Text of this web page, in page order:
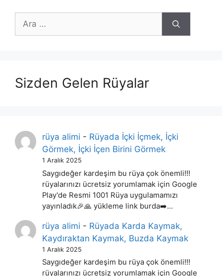
için
Sizden Gelen Rüyalar
rüya alimi - Rüyada İçki İçmek, İçki
Görmek, İçki İçen Birini Görmek
1 Aralık 2025
Saygıdeğer kardeşim bu rüya çok önemli!!!
rüyalarınızı ücretsiz yorumlamak için Google
Play'de Resmi 1001 Rüya uygulamamızı
yayınladık🎉🙏 yükleme link burda➡️…
rüya alimi - Rüyada Karda Kaymak,
Kaydıraktan Kaymak, Buzda Kaymak
1 Aralık 2025
Saygıdeğer kardeşim bu rüya çok önemli!!!
rüyalarınızı ücretsiz yorumlamak için Google